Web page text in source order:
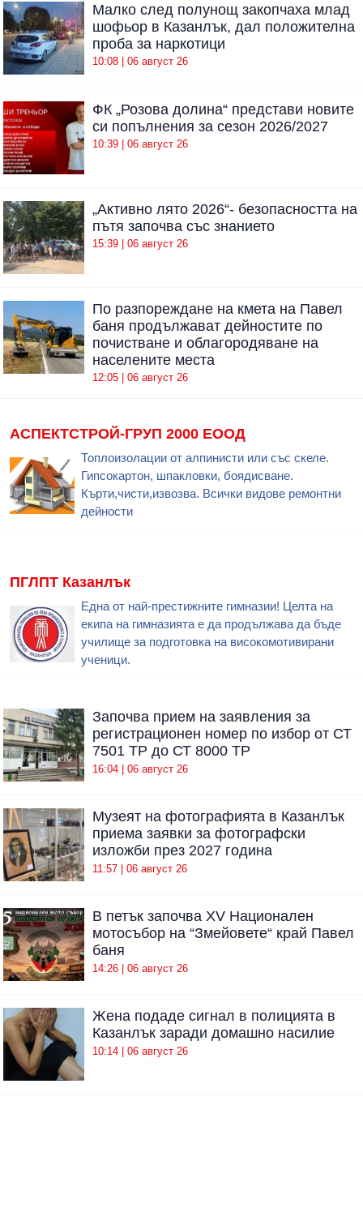
Малко след полунощ закопчаха млад
шофьор в Казанлък, дал положителна
проба за наркотици
10:08 | 06 август 26
ФК „Розова долина“ представи новите
си попълнения за сезон 2026/2027
10:39 | 06 август 26
„Активно лято 2026“- безопасността на
пътя започва със знанието
15:39 | 06 август 26
По разпореждане на кмета на Павел
баня продължават дейностите по
почистване и облагородяване на
населените места
12:05 | 06 август 26
АСПЕКТСТРОЙ-ГРУП 2000 ЕООД
Топлоизолации от алпинисти или със скеле.
Гипсокартон, шпакловки, боядисване.
Кърти,чисти,извозва. Всички видове ремонтни
дейности
ПГЛПТ Казанлък
Една от най-престижните гимназии! Целта на
екипа на гимназията е да продължава да бъде
училище за подготовка на високомотивирани
ученици.
Започва прием на заявления за
регистрационен номер по избор от СТ
7501 ТР до СТ 8000 ТР
16:04 | 06 август 26
Музеят на фотографията в Казанлък
приема заявки за фотографски
изложби през 2027 година
11:57 | 06 август 26
В петък започва XV Национален
мотосъбор на “Змейовете“ край Павел
баня
14:26 | 06 август 26
Жена подаде сигнал в полицията в
Казанлък заради домашно насилие
10:14 | 06 август 26